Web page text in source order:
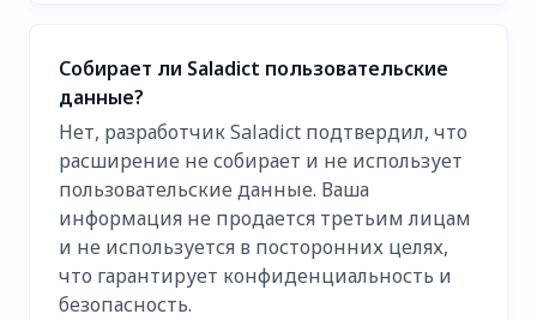
Собирает ли Saladict пользовательские
данные?
Нет, разработчик Saladict подтвердил, что
расширение не собирает и не использует
пользовательские данные. Ваша
информация не продается третьим лицам
и не используется в посторонних целях,
что гарантирует конфиденциальность и
безопасность.